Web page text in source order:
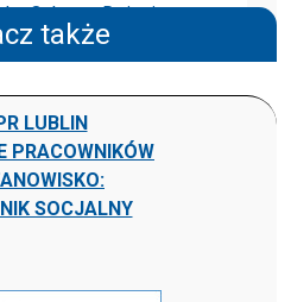
Ochrony Dzieci
także
LUBLIN
PRACOWNIKÓW
SOCJALNY